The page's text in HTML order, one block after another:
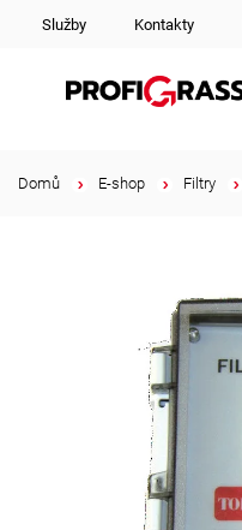
Služby Kontakty
Domů E-shop Filtry